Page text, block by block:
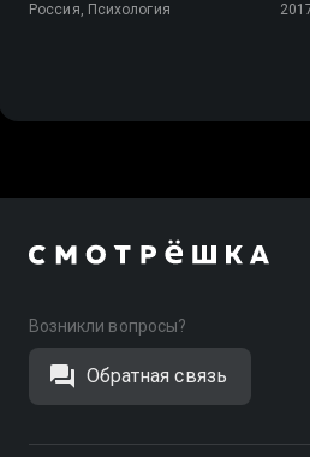
Россия, Психология
Возникли вопросы?
Обратная связь